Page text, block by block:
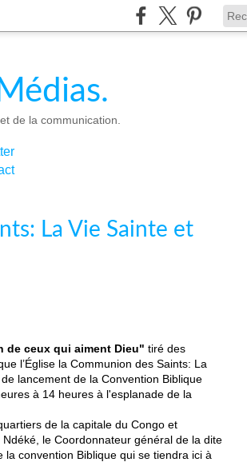
de la communication.
La Vie Sainte et
de ceux qui aiment Dieu" tiré des
l’Église la Communion des Saints: La
lancement de la Convention Biblique
à 14 heures à l'esplanade de la
de la capitale du Congo et
le Coordonnateur général de la dite
convention Biblique qui se tiendra ici à